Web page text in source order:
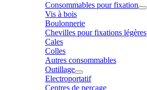
Consommables pour fixation
Vis à bois
Boulonnerie
Chevilles pour fixations légères
Cales
Colles
Autres consommables
Outillage
Electroportatif
Centres de perçage